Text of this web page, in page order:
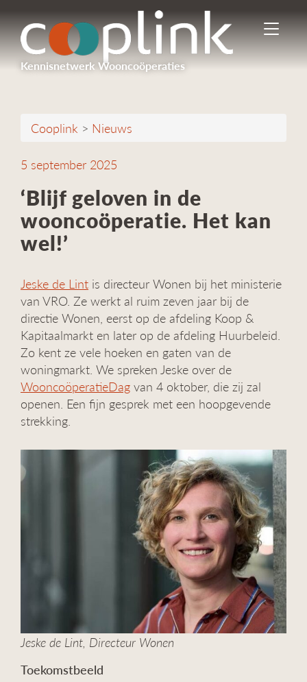
Kennisnetwerk Wooncoöperaties
I
n
-
v
a
Cooplink > Nieuws
5 september 2025
‘Blijf geloven in de
wooncoöperatie. Het kan
wel!’
Jeske de Lint is directeur Wonen bij het ministerie
van VRO. Ze werkt al ruim zeven jaar bij de
directie Wonen, eerst op de afdeling Koop &
Kapitaalmarkt en later op de afdeling Huurbeleid.
Zo kent ze vele hoeken en gaten van de
woningmarkt. We spreken Jeske over de
WooncoöperatieDag van 4 oktober, die zij zal
openen. Een fijn gesprek met een hoopgevende
strekking.
Jeske de Lint, Directeur Wonen
Toekomstbeeld